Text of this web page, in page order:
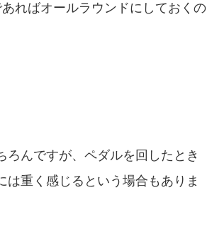
ればオールラウンドにしておくの
ろんですが、ペダルを回したとき
重く感じるという場合もありま